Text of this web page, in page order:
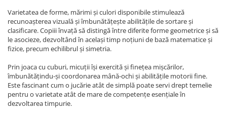
Varietatea de forme, mărimi și culori disponibile stimulează
recunoașterea vizuală și îmbunătățește abilitățile de sortare și
clasificare. Copiii învață să distingă între diferite forme geometrice și să
le asocieze, dezvoltând în același timp noțiuni de bază matematice și
fizice, precum echilibrul și simetria.
Prin joaca cu cuburi, micuții își exercită și finețea mișcărilor,
îmbunătățindu-și coordonarea mână-ochi și abilitățile motorii fine.
Este fascinant cum o jucărie atât de simplă poate servi drept temelie
pentru o varietate atât de mare de competențe esențiale în
dezvoltarea timpurie.